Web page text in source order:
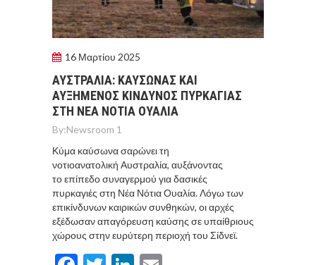
16 Μαρτίου 2025
ΑΥΣΤΡΑΛΙΑ: ΚΑΥΣΩΝΑΣ ΚΑΙ
ΑΥΞΗΜΕΝΟΣ ΚΙΝΔΥΝΟΣ ΠΥΡΚΑΓΙΑΣ
ΣΤΗ ΝΕΑ ΝΟΤΙΑ ΟΥΑΛΙΑ
By:Newsroom 1
Κύμα καύσωνα σαρώνει τη
νοτιοανατολική Αυστραλία, αυξάνοντας
το επίπεδο συναγερμού για δασικές
πυρκαγιές στη Νέα Νότια Ουαλία. Λόγω των
επικίνδυνων καιρικών συνθηκών, οι αρχές
εξέδωσαν απαγόρευση καύσης σε υπαίθριους
χώρους στην ευρύτερη περιοχή του Σίδνεϊ.